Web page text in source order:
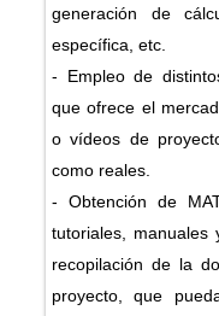
generación de
específica, etc.
- Empleo de
que ofrece el
o vídeos de
como reales.
- Obtención de
tutoriales, manuales
recopilación de la
proyecto, que